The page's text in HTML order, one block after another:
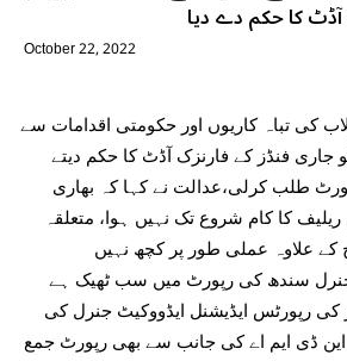
آڈٹ کا حکم دے دیا
October 22, 2022
کی تباہ کاریوں اور حکومتی اقدامات سے
جاری فنڈز کے فارنزک آڈٹ کا حکم دیتے
طلب کرلی،عدالت نے کہا کہ بھاری
ریلیف کا کام شروع تک نہیں ہوا، متعلقہ
کے علاوہ عملی طور پر کچھ نہیں
جنرل سندھ کی رپورٹ میں سب ٹھیک ہے
کی رپورٹس ایڈیشنل ایڈووکیٹ جنرل کی
ڈی ایم اے کی جانب سے بھی رپورٹ جمع